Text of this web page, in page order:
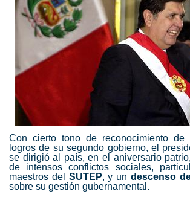
Con cierto tono de reconocimiento de
logros de su segundo gobierno, el
se dirigió al país, en el aniversario
de intensos conflictos sociales,
maestros del SUTEP, y un descenso
sobre su gestión gubernamental.